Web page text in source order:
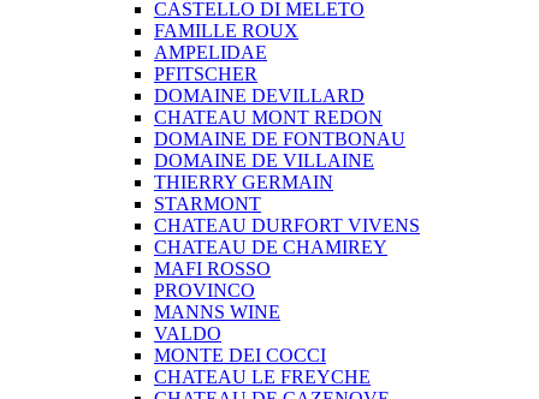
CASTELLO DI MELETO
FAMILLE ROUX
AMPELIDAE
PFITSCHER
DOMAINE DEVILLARD
CHATEAU MONT REDON
DOMAINE DE FONTBONAU
DOMAINE DE VILLAINE
THIERRY GERMAIN
STARMONT
CHATEAU DURFORT VIVENS
CHATEAU DE CHAMIREY
MAFI ROSSO
PROVINCO
MANNS WINE
VALDO
MONTE DEI COCCI
CHATEAU LE FREYCHE